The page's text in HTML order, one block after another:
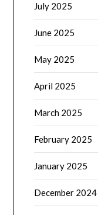
July 2025
June 2025
May 2025
April 2025
March 2025
February 2025
January 2025
December 2024